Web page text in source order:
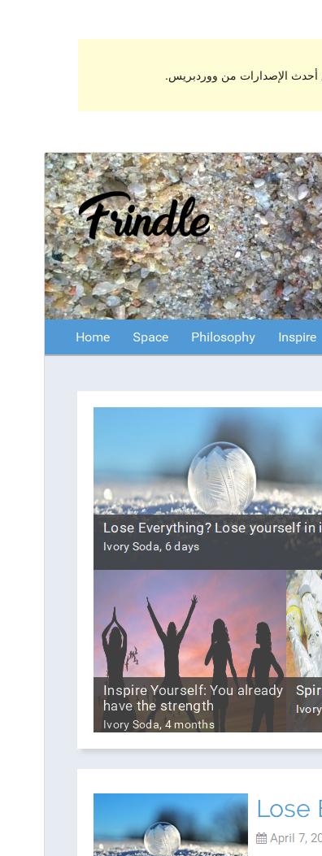
أحدث الإصدارات من ووردبريس.
10.2.7
Last
25 نوفمبر، 2017
Active
40+
Theme